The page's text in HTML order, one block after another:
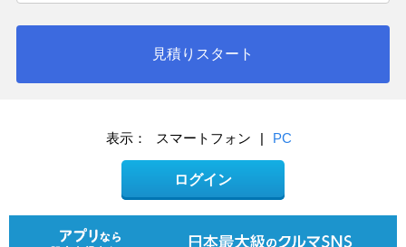
見積りスタート
表示： スマートフォン | PC
ログイン